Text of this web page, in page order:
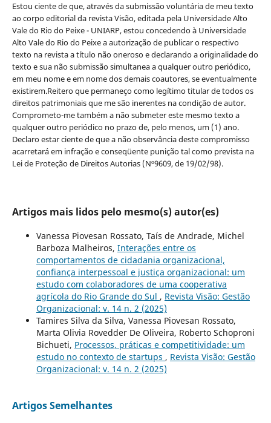
Estou ciente de que, através da submissão voluntária de meu texto
ao corpo editorial da revista Visão, editada pela Universidade Alto
Vale do Rio do Peixe - UNIARP, estou concedendo à Universidade
Alto Vale do Rio do Peixe a autorização de publicar o respectivo
texto na revista a título não oneroso e declarando a originalidade do
texto e sua não submissão simultanea a qualquer outro periódico,
em meu nome e em nome dos demais coautores, se eventualmente
existirem.Reitero que permaneço como legítimo titular de todos os
direitos patrimoniais que me são inerentes na condição de autor.
Comprometo-me também a não submeter este mesmo texto a
qualquer outro periódico no prazo de, pelo menos, um (1) ano.
Declaro estar ciente de que a não observância deste compromisso
acarretará em infração e conseqüente punição tal como prevista na
Lei de Proteção de Direitos Autorias (Nº9609, de 19/02/98).
Artigos mais lidos pelo mesmo(s) autor(es)
Vanessa Piovesan Rossato, Taís de Andrade, Michel
Barboza Malheiros, Interações entre os
comportamentos de cidadania organizacional,
confiança interpessoal e justiça organizacional: um
estudo com colaboradores de uma cooperativa
agrícola do Rio Grande do Sul , Revista Visão: Gestão
Organizacional: v. 14 n. 2 (2025)
Tamires Silva da Silva, Vanessa Piovesan Rossato,
Marta Olivia Rovedder De Oliveira, Roberto Schoproni
Bichueti, Processos, práticas e competitividade: um
estudo no contexto de startups , Revista Visão: Gestão
Organizacional: v. 14 n. 2 (2025)
Artigos Semelhantes